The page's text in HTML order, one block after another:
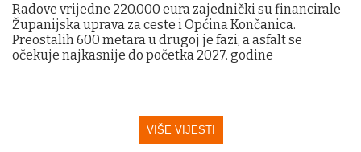
Radove vrijedne 220.000 eura zajednički su financirale
Županijska uprava za ceste i Općina Končanica.
Preostalih 600 metara u drugoj je fazi, a asfalt se
očekuje najkasnije do početka 2027. godine
VIŠE VIJESTI